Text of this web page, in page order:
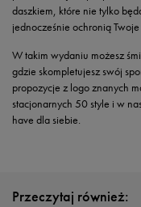
daszkiem, które nie tylko
jednocześnie ochronią
W takim wydaniu możesz
gdzie skompletujesz swój
propozycje z logo znanych
stacjonarnych 50 style i w
have dla siebie.
Przeczytaj również: